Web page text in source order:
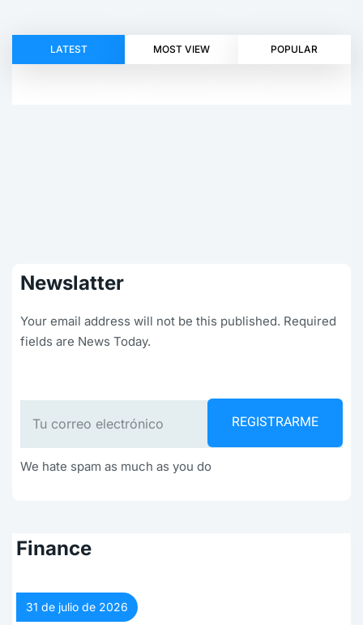
LATEST MOST VIEW POPULAR
Newslatter
Your email address will not be this published. Required
fields are News Today.
We hate spam as much as you do
Finance
31 de julio de 2026